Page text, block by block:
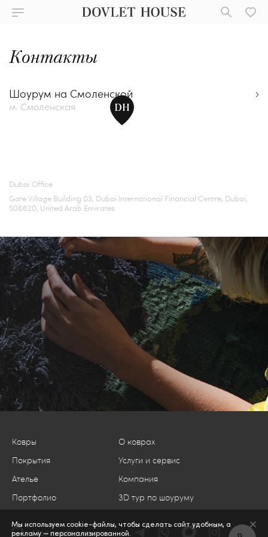
Мы используем cookie-файлы, чтобы сделать сайт удобным, а
рекламу — персонализированной.
Контакты
Шоурум на Смоленской
м. Смоленская
Dubai Office
Gate Village Building 03, Dubai International Financial Centre, Dubai,
506620, United Arab Emirates
Моя подборка
Ковры
Покрытия
Ателье
Портфолио
О коврах
Услуги и сервис
Компания
3D тур по шоуруму